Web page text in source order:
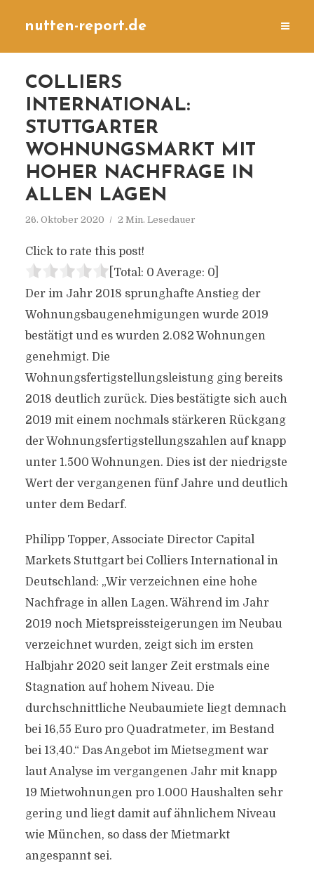
nutten-report.de
COLLIERS
INTERNATIONAL:
STUTTGARTER
WOHNUNGSMARKT MIT
HOHER NACHFRAGE IN
ALLEN LAGEN
26. Oktober 2020 2 Min. Lesedauer
Click to rate this post!
[Total: 0 Average: 0]
Der im Jahr 2018 sprunghafte Anstieg der
Wohnungsbaugenehmigungen wurde 2019
bestätigt und es wurden 2.082 Wohnungen
genehmigt. Die
Wohnungsfertigstellungsleistung ging bereits
2018 deutlich zurück. Dies bestätigte sich auch
2019 mit einem nochmals stärkeren Rückgang
der Wohnungsfertigstellungszahlen auf knapp
unter 1.500 Wohnungen. Dies ist der niedrigste
Wert der vergangenen fünf Jahre und deutlich
unter dem Bedarf.
Philipp Topper, Associate Director Capital
Markets Stuttgart bei Colliers International in
Deutschland: „Wir verzeichnen eine hohe
Nachfrage in allen Lagen. Während im Jahr
2019 noch Mietspreissteigerungen im Neubau
verzeichnet wurden, zeigt sich im ersten
Halbjahr 2020 seit langer Zeit erstmals eine
Stagnation auf hohem Niveau. Die
durchschnittliche Neubaumiete liegt demnach
bei 16,55 Euro pro Quadratmeter, im Bestand
bei 13,40.“ Das Angebot im Mietsegment war
laut Analyse im vergangenen Jahr mit knapp
19 Mietwohnungen pro 1.000 Haushalten sehr
gering und liegt damit auf ähnlichem Niveau
wie München, so dass der Mietmarkt
angespannt sei.